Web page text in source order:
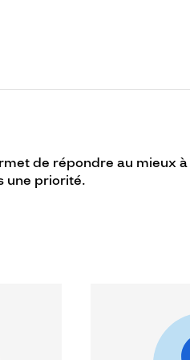
de répondre au mieux à
une priorité.